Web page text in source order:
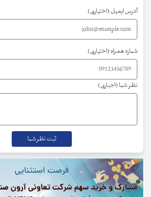
آدرس ایمیل (اختیاری)
شماره همراه (اختیاری)
نظر شما (اجباری)